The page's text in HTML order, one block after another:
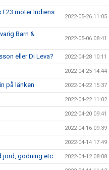
möter Indiens
2022-05-26 11:05
Barn &
2022-05-06 08:41
eller Di Leva? 2022-04-28 10:11
2022-04-25 14:44
på länken 2022-04-22 15:37
2022-04-22 11:02
2022-04-20 09:41
2022-04-16 09:39
2022-04-14 17:49
jord, gödning etc 2022-04-12 08:08